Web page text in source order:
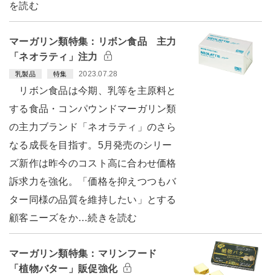
を読む
マーガリン類特集：リボン食品 主力
「ネオラティ」注力
乳製品 特集 2023.07.28
リボン食品は今期、乳等を主原料と
する食品・コンパウンドマーガリン類
の主力ブランド「ネオラティ」のさら
なる成長を目指す。5月発売のシリー
ズ新作は昨今のコスト高に合わせ価格
訴求力を強化。「価格を抑えつつもバ
ター同様の品質を維持したい」とする
顧客ニーズをか…続きを読む
マーガリン類特集：マリンフード
「植物バター」販促強化